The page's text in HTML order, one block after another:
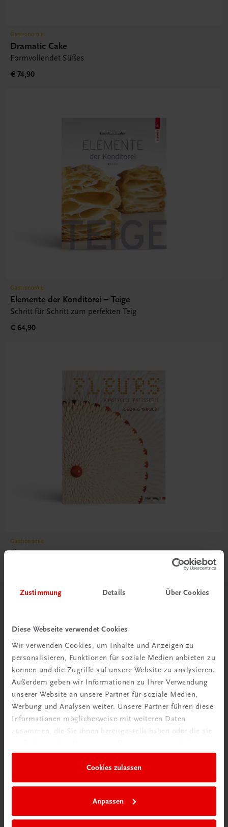
Zustimmung Details Über Cookies
Diese Webseite verwendet Cookies
Wir verwenden Cookies, um Inhalte und Anzeigen zu
personalisieren, Funktionen für soziale Medien anbieten zu
können und die Zugriffe auf unsere Website zu analysieren.
Außerdem geben wir Informationen zu Ihrer Verwendung
unserer Website an unsere Partner für soziale Medien,
Werbung und Analysen weiter. Unsere Partner führen diese
Informationen möglicherweise mit weiteren Daten
zusammen, die Sie ihnen bereitgestellt haben oder die sie
Cookies zulassen
Anpassen
Gastronomie
Dramatic Cake
Formvollendet Süßes
€ 74,90
Gastronomie
Elemente der Konditorei – Teige
Schritt für Schritt zum perfekten Teig
€ 64,90
Gastronomie
Fleurs
Rabattcode erhalten
Newsletter abonnieren
& Versandkosten sparen
Jetzt anmelden